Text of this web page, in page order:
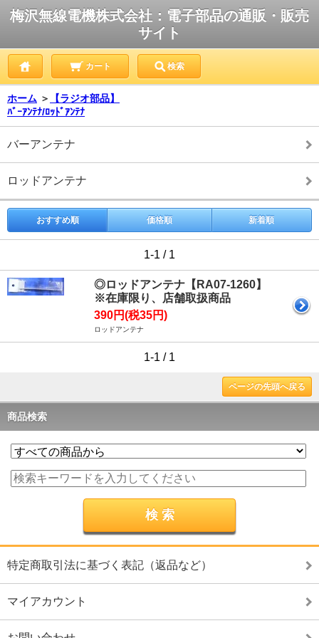
梅沢無線電機株式会社：電子部品の通販・販売
サイト
カート 検索
ホーム ＞
【ラジオ部品】
ﾊﾞｰｱﾝﾃﾅ/ﾛｯﾄﾞｱﾝﾃﾅ
バーアンテナ
ロッドアンテナ
おすすめ順 価格順 新着順
1-1 / 1
◎ロッドアンテナ【RA07-1260】
※在庫限り、店舗取扱商品
390円(税35円)
ロッドアンテナ
1-1 / 1
ページの先頭へ戻る
商品検索
特定商取引法に基づく表記（返品など）
マイアカウント